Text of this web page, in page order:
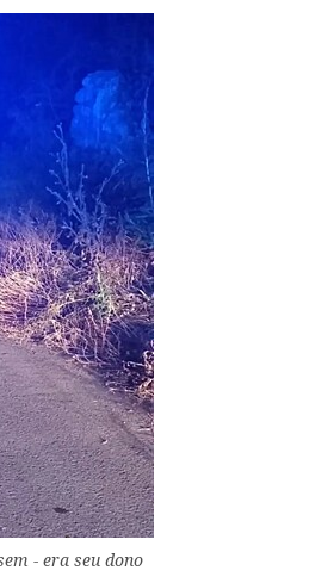
- era seu dono